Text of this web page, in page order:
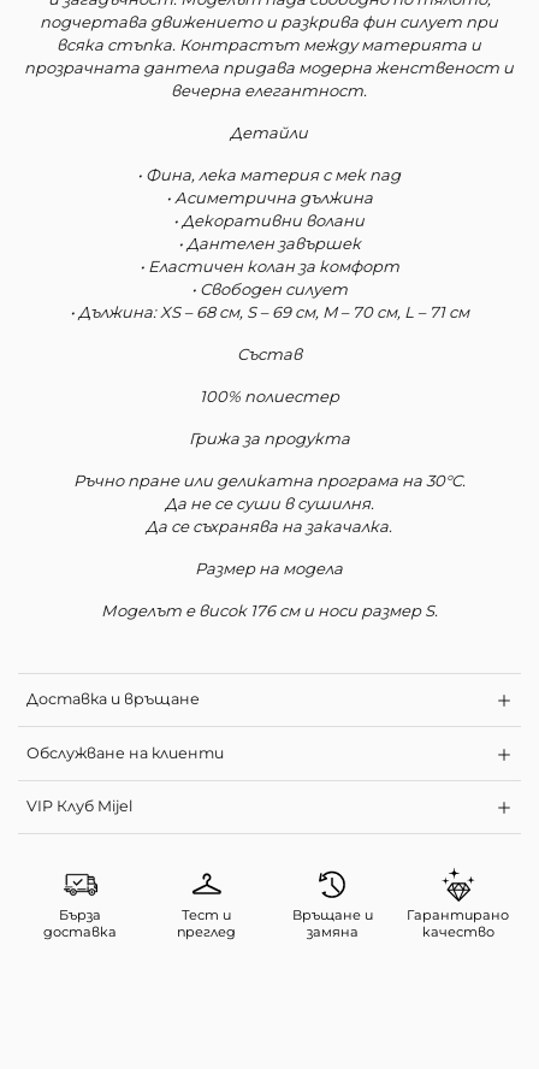
подчертава движението и разкрива фин силует при
всяка стъпка. Контрастът между материята и
прозрачната дантела придава модерна женственост и
вечерна елегантност.
Детайли
• Фина, лека материя с мек пад
• Асиметрична дължина
• Декоративни волани
• Дантелен завършек
• Еластичен колан за комфорт
• Свободен силует
• Дължина: XS – 68 см, S – 69 см, M – 70 см, L – 71 см
Състав
100% полиестер
Грижа за продукта
Ръчно пране или деликатна програма на 30°C.
Да не се суши в сушилня.
Да се съхранява на закачалка.
Размер на модела
Моделът е висок 176 см и носи размер S.
Доставка и връщане
Обслужване на клиенти
VIP Клуб Mijel
Бърза
доставка
Тест и
преглед
Връщане и
замяна
Гарантирано
качество